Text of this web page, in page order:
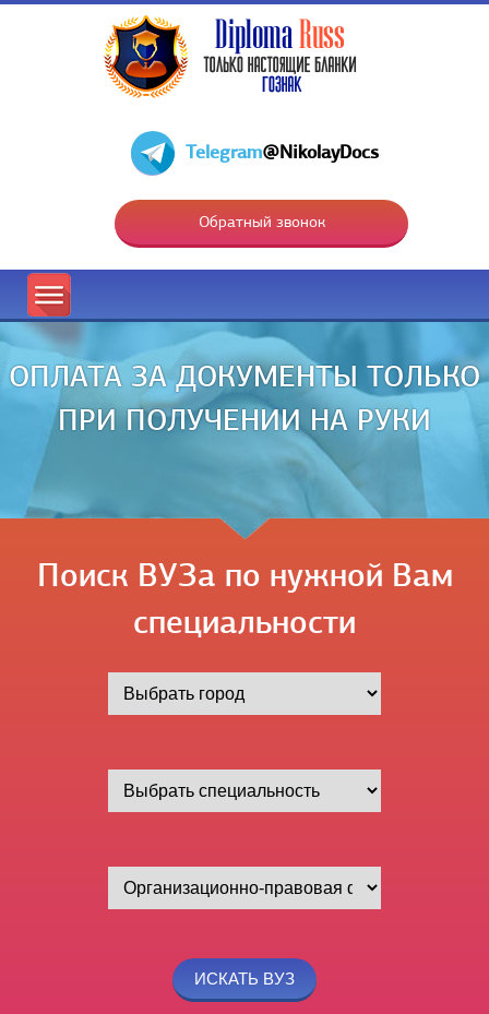
Telegram@NikolayDocs
Обратный звонок
ОПЛАТА ЗА ДОКУМЕНТЫ ТОЛЬКО
ПРИ ПОЛУЧЕНИИ НА РУКИ
Поиск ВУЗа по нужной Вам
специальности